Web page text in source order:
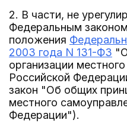
2. В части, не
Федеральным
положения
2003 года N 131-ФЗ
организации
Российской
закон "Об общих
местного
Федерации").